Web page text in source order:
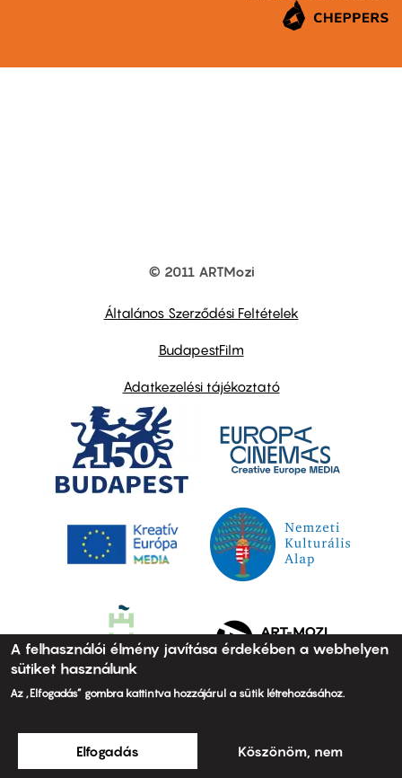
© 2011 ARTMozi
Általános Szerződési Feltételek
BudapestFilm
Adatkezelési tájékoztató
A felhasználói élmény javítása érdekében a webhelyen
sütiket használunk
Az „Elfogadás” gombra kattintva hozzájárul a sütik létrehozásához.
Elfogadás Köszönöm, nem